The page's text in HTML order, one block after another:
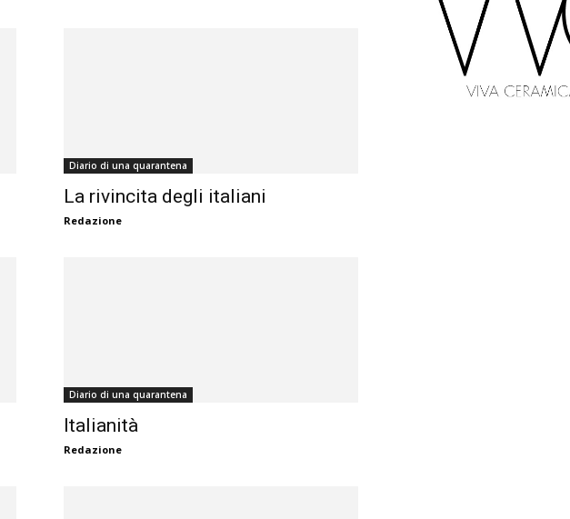
Diario di una quarantena
La rivincita degli italiani
Redazione
Diario di una quarantena
Italianità
Redazione